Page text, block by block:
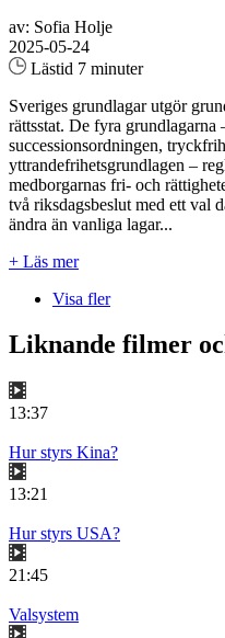
av: Sofia Holje
2025-05-24
Lästid 7 minuter
Sveriges grundlagar utgör
rättsstat. De fyra grundlagarna
successionsordningen,
yttrandefrihetsgrundlagen –
medborgarnas fri- och
två riksdagsbeslut med ett val
ändra än vanliga lagar...
+ Läs mer
Visa fler
Liknande filmer
13:37
Hur styrs Kina?
13:21
Hur styrs USA?
21:45
Valsystem